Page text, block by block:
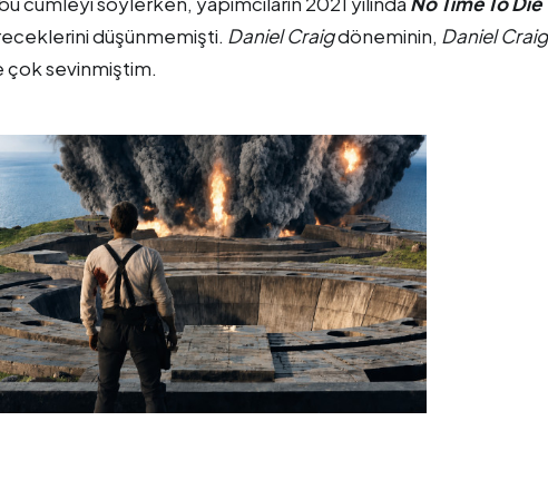
düşünmemişti. Daniel Craigdöneminin, Daniel Craig
sevinmiştim.